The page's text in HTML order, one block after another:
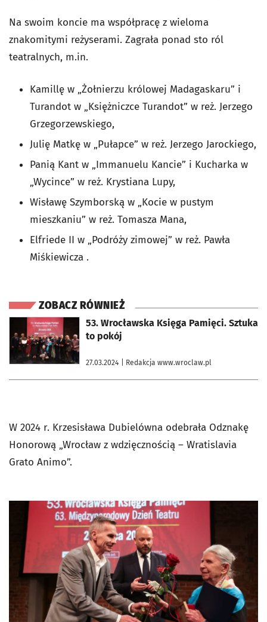
Na swoim koncie ma współpracę z wieloma
znakomitymi reżyserami. Zagrała ponad sto ról
teatralnych, m.in.
Kamillę w „Żołnierzu królowej Madagaskaru” i
Turandot w „Księżniczce Turandot” w reż. Jerzego
Grzegorzewskiego,
Julię Matkę w „Pułapce” w reż. Jerzego Jarockiego,
Panią Kant w „Immanuelu Kancie” i Kucharka w
„Wycince” w reż. Krystiana Lupy,
Wisławę Szymborską w „Kocie w pustym
mieszkaniu” w reż. Tomasza Mana,
Elfriede II w „Podróży zimowej” w reż. Pawła
Miśkiewicza .
ZOBACZ RÓWNIEŻ
53. Wrocławska Księga Pamięci. Sztuka
to pokój
27.03.2024 | Redakcja www.wroclaw.pl
otworzy się w nowej karcie
W 2024 r. Krzesisława Dubielówna odebrała Odznakę
Honorową „Wrocław z wdzięcznością – Wratislavia
Grato Animo”.